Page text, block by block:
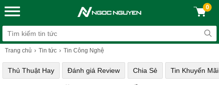
0
Trang chủ Tin tức Tin Công Nghệ
Thủ Thuật Hay Đánh giá Review Chia Sẻ Tin Khuyến Mãi